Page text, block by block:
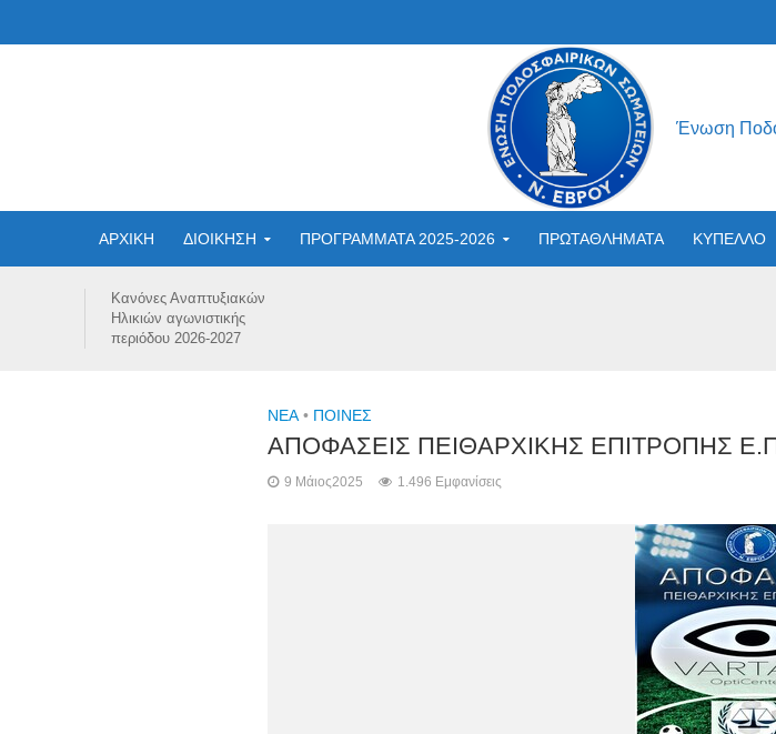
Ένωση
ΑΡΧΙΚΗ ΔΙΟΙΚΗΣΗ ΠΡΟΓΡΑΜΜΑΤΑ 2025-2026 ΠΡΩΤΑΘΛΗΜΑΤΑ ΚΥΠΕΛΛΟ
Κανόνες Αναπτυξιακών
Ηλικιών αγωνιστικής
περιόδου 2026-2027
NEA • ΠΟΙΝΕΣ
ΑΠΟΦΑΣΕΙΣ ΠΕΙΘΑΡΧΙΚΗΣ ΕΠΙΤΡΟΠΗΣ
9 Μάιος2025 1.496 Εμφανίσεις